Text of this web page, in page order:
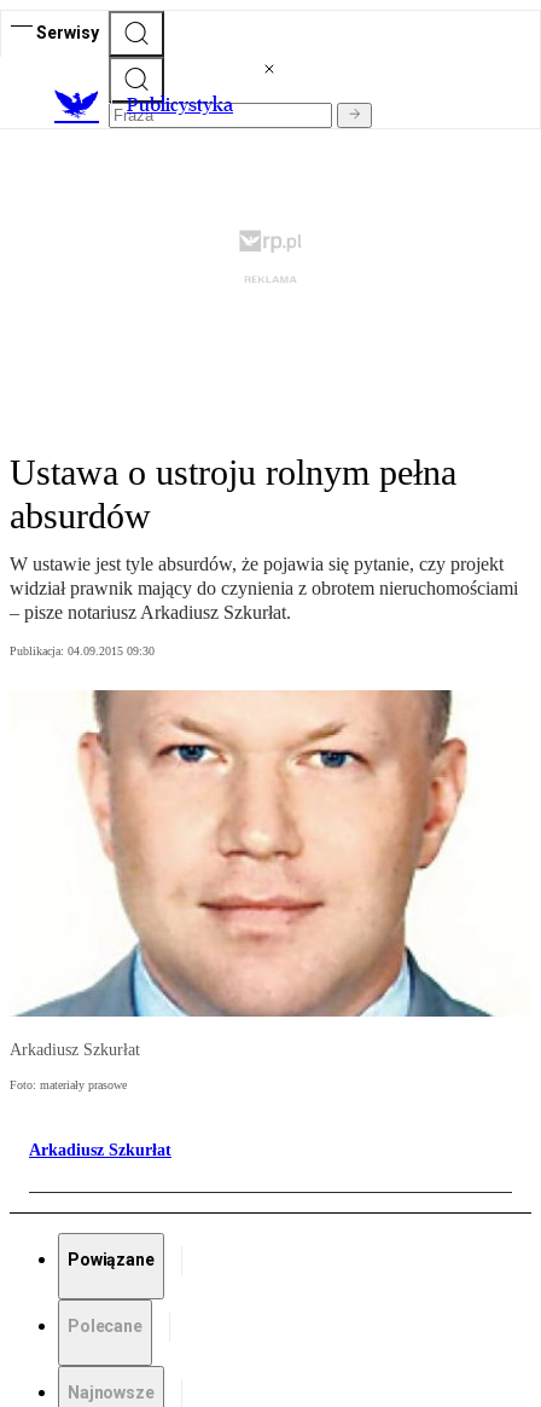
Serwisy
Publicystyka
Ustawa o ustroju rolnym pełna
absurdów
W ustawie jest tyle absurdów, że pojawia się pytanie, czy projekt
widział prawnik mający do czynienia z obrotem nieruchomościami
– pisze notariusz Arkadiusz Szkurłat.
Publikacja: 04.09.2015 09:30
Arkadiusz Szkurłat
Foto: materiały prasowe
Arkadiusz Szkurłat
Powiązane
Polecane
Najnowsze